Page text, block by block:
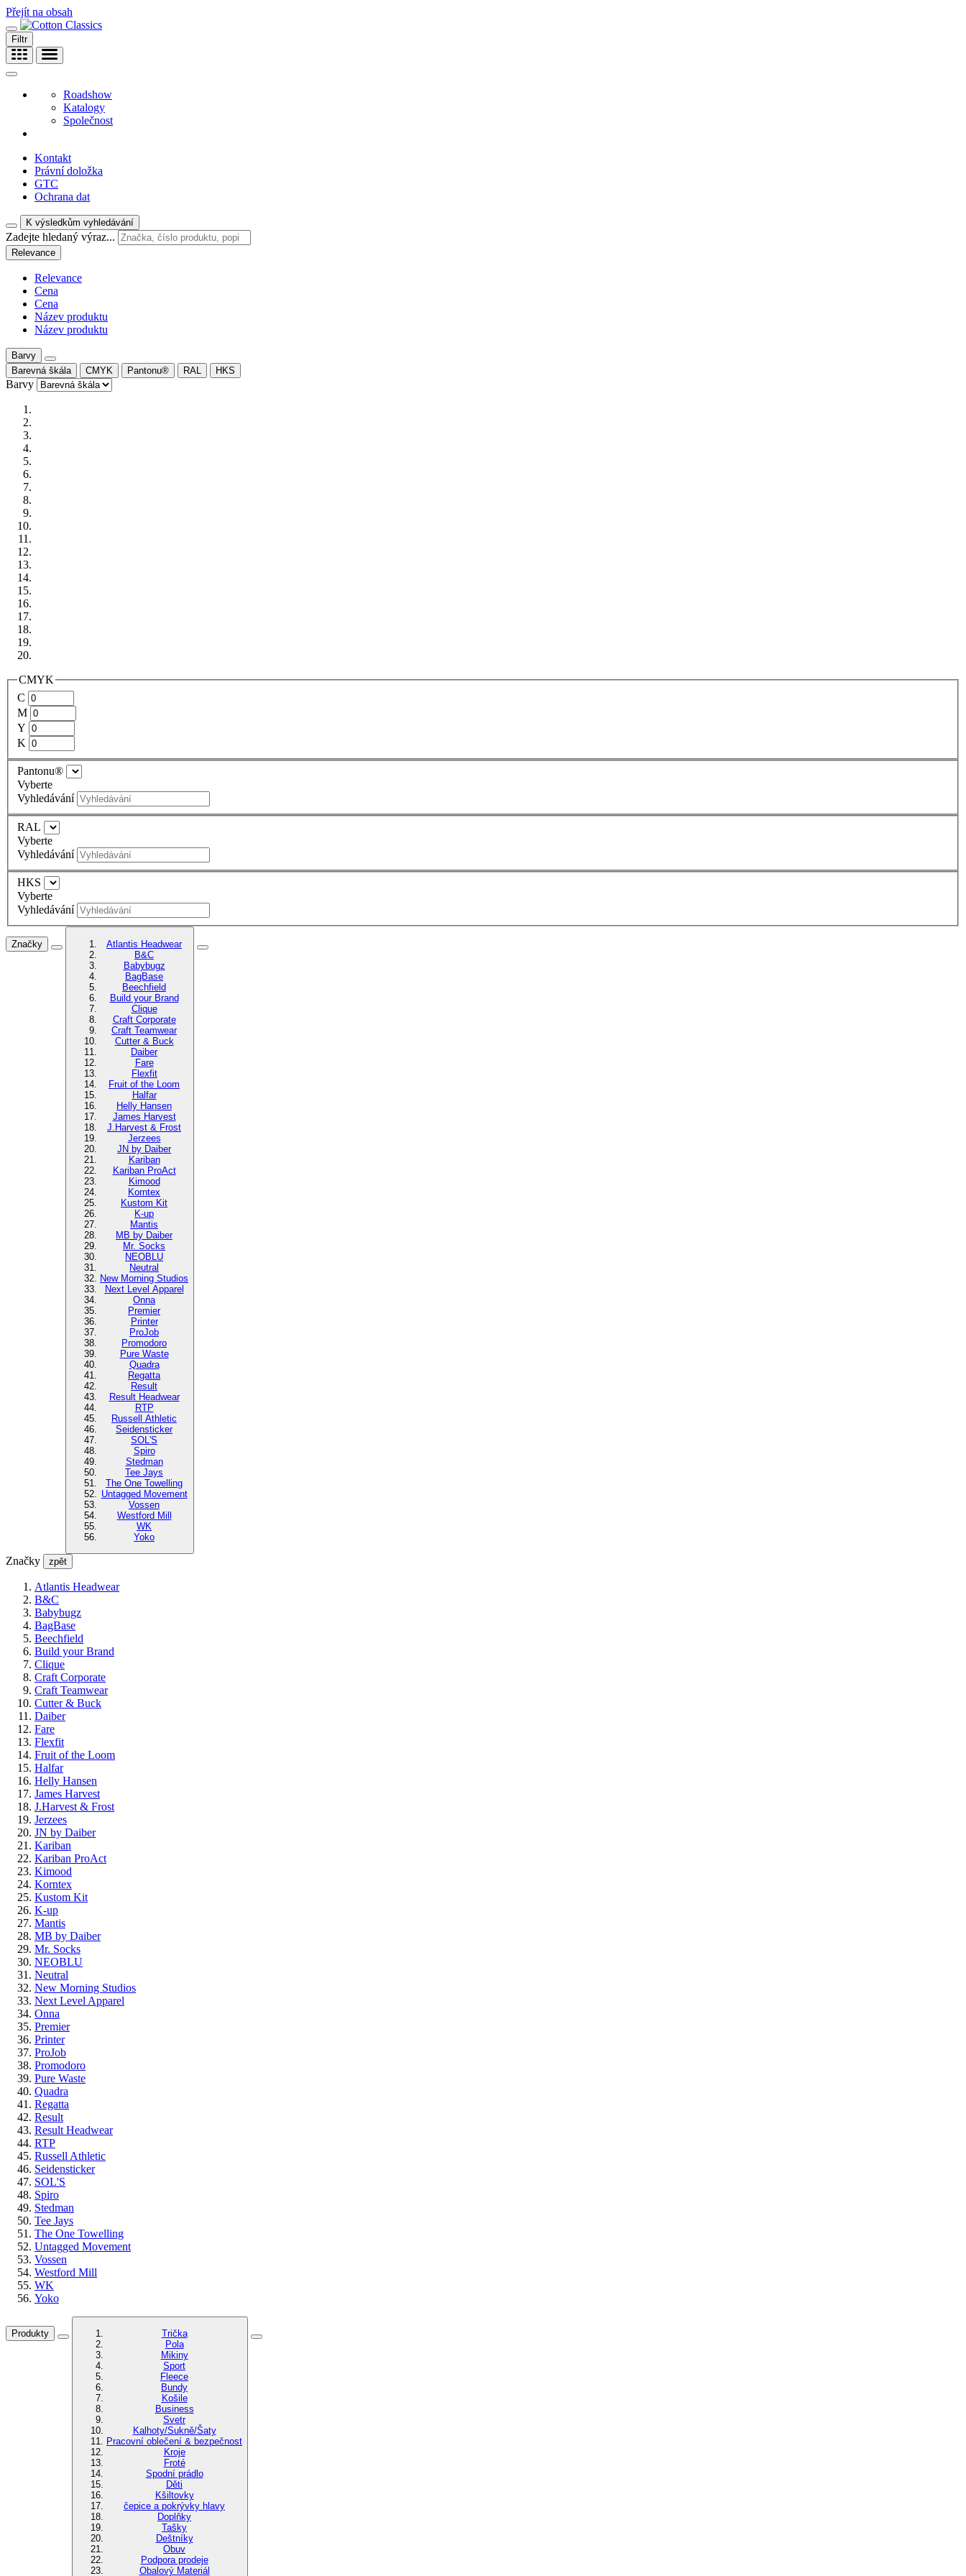
Přejít na obsah
Filtr
Roadshow
Katalogy
Společnost
Kontakt
Právní doložka
GTC
Ochrana dat
K výsledkům vyhledávání
Zadejte hledaný výraz...
Relevance
Relevance
Cena
Cena
Název produktu
Název produktu
Barvy
Barevná škála
CMYK Pantonu® RAL HKS
Barvy
CMYK
C
M
Y
K
Pantonu®
Vyberte
Vyhledávání
RAL
Vyberte
Vyhledávání
HKS
Vyberte
Vyhledávání
Značky
Atlantis Headwear
B&C
Babybugz
BagBase
Beechfield
Build your Brand
Clique
Craft Corporate
Craft Teamwear
Cutter & Buck
Daiber
Fare
Flexfit
Fruit of the Loom
Halfar
Helly Hansen
James Harvest
J.Harvest & Frost
Jerzees
JN by Daiber
Kariban
Kariban ProAct
Kimood
Korntex
Kustom Kit
K-up
Mantis
MB by Daiber
Mr. Socks
NEOBLU
Neutral
New Morning Studios
Next Level Apparel
Onna
Premier
Printer
ProJob
Promodoro
Pure Waste
Quadra
Regatta
Result
Result Headwear
RTP
Russell Athletic
Seidensticker
SOL'S
Spiro
Stedman
Tee Jays
The One Towelling
Untagged Movement
Vossen
Westford Mill
WK
Yoko
Značky zpět
Atlantis Headwear
B&C
Babybugz
BagBase
Beechfield
Build your Brand
Clique
Craft Corporate
Craft Teamwear
Cutter & Buck
Daiber
Fare
Flexfit
Fruit of the Loom
Halfar
Helly Hansen
James Harvest
J.Harvest & Frost
Jerzees
JN by Daiber
Kariban
Kariban ProAct
Kimood
Korntex
Kustom Kit
K-up
Mantis
MB by Daiber
Mr. Socks
NEOBLU
Neutral
New Morning Studios
Next Level Apparel
Onna
Premier
Printer
ProJob
Promodoro
Pure Waste
Quadra
Regatta
Result
Result Headwear
RTP
Russell Athletic
Seidensticker
SOL'S
Spiro
Stedman
Tee Jays
The One Towelling
Untagged Movement
Vossen
Westford Mill
WK
Yoko
Produkty
Trička
Pola
Mikiny
Sport
Fleece
Bundy
Košile
Business
Svetr
Kalhoty/Sukně/Šaty
Pracovní oblečení & bezpečnost
Kroje
Froté
Spodní prádlo
Děti
Kšiltovky
čepice a pokrývky hlavy
Doplňky
Tašky
Deštníky
Obuv
Podpora prodeje
Obalový Materiál